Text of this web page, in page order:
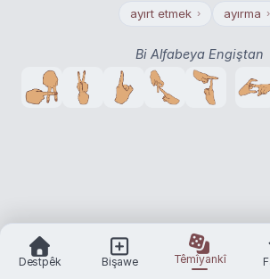
ayırt etmek › ayırma ›
Bi Alfabeya Engiştan
Destpêk Bişawe Têmîyankî